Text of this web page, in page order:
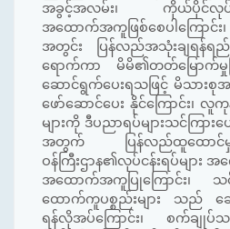
အခွင့်အလမ်း၊ ကိုယ်ပိုင်လုပ်
အထောက်အကူဖြစ်စေပါကြော
အတွင်း ပြန်လည်အသုံးချရန်ရ
ရောက်ကာ မိမိ၏တတ်မြော
ဆောင်ရွက်ပေးရသဖြင့် မိသားစု
ဖော်ဆောင်ပေး နိုင်ကြောင်း၊
များကို ဒီပညာရပ်များသင်ကြ
အတွက် ပြန်လည်ထူထောင်မှု
ဝန်ကြီးဌာန၏လုပ်ငန်းရပ်များ
အထောက်အကူပြုကြောင်း၊
ထောက်ကူပစ္စည်းများ သည် ခေ
ရန်လိုအပ်ကြောင်း၊ စက်ချုပ်